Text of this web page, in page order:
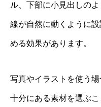
ル、下部に小見出しの
線が自然に動くように
める効果があります。
写真やイラストを使う
十分にある素材を選ぶ